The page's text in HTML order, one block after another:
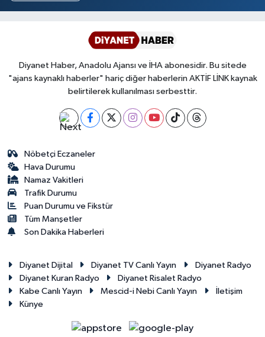
Diyanet Haber, Anadolu Ajansı ve İHA abonesidir. Bu sitede
"ajans kaynaklı haberler" hariç diğer haberlerin AKTİF LİNK kaynak
belirtilerek kullanılması serbesttir.
Nöbetçi Eczaneler
Hava Durumu
Namaz Vakitleri
Trafik Durumu
Puan Durumu ve Fikstür
Tüm Manşetler
Son Dakika Haberleri
Diyanet Dijital Diyanet TV Canlı Yayın
Diyanet Radyo
Diyanet Kuran Radyo
Diyanet Risalet Radyo
Kabe Canlı Yayın
Mescid-i Nebi Canlı Yayın
İletişim
Künye